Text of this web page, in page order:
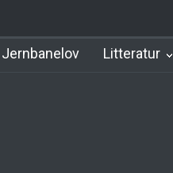
Jernbanelov Litteratur